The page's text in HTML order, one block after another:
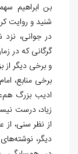
بن ابراهیم
شنید و روایت
در جوانی،
گرگانی که در
و برخی دیگر از
برخی منابع،
ادیب بزرگ هم
زیاد، درست
از نظر سنی، از
دیگر، نوشته